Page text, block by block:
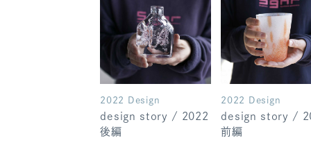
2022 Design
design story / 2022
後編
2022 Design
design story /
前編